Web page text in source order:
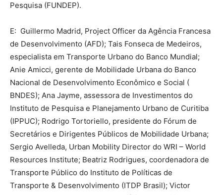
Pesquisa (FUNDEP).
E: Guillermo Madrid, Project Officer da Agência Francesa
de Desenvolvimento (AFD); Tais Fonseca de Medeiros,
especialista em Transporte Urbano do Banco Mundial;
Anie Amicci, gerente de Mobilidade Urbana do Banco
Nacional de Desenvolvimento Econômico e Social (
BNDES); Ana Jayme, assessora de Investimentos do
Instituto de Pesquisa e Planejamento Urbano de Curitiba
(IPPUC); Rodrigo Tortoriello, presidente do Fórum de
Secretários e Dirigentes Públicos de Mobilidade Urbana;
Sergio Avelleda, Urban Mobility Director do WRI – World
Resources Institute; Beatriz Rodrigues, coordenadora de
Transporte Público do Instituto de Políticas de
Transporte & Desenvolvimento (ITDP Brasil); Victor